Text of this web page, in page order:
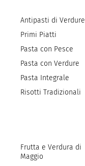
Antipasti di Verdure
Primi Piatti
Pasta con Pesce
Pasta con Verdure
Pasta Integrale
Risotti Tradizionali
Frutta e Verdura di
Maggio